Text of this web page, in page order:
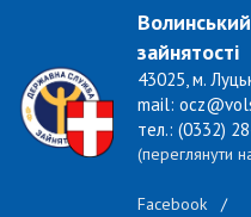
зайнятості
43025, м.
mail:
тел.: (0332)
(переглянути
Facebook /